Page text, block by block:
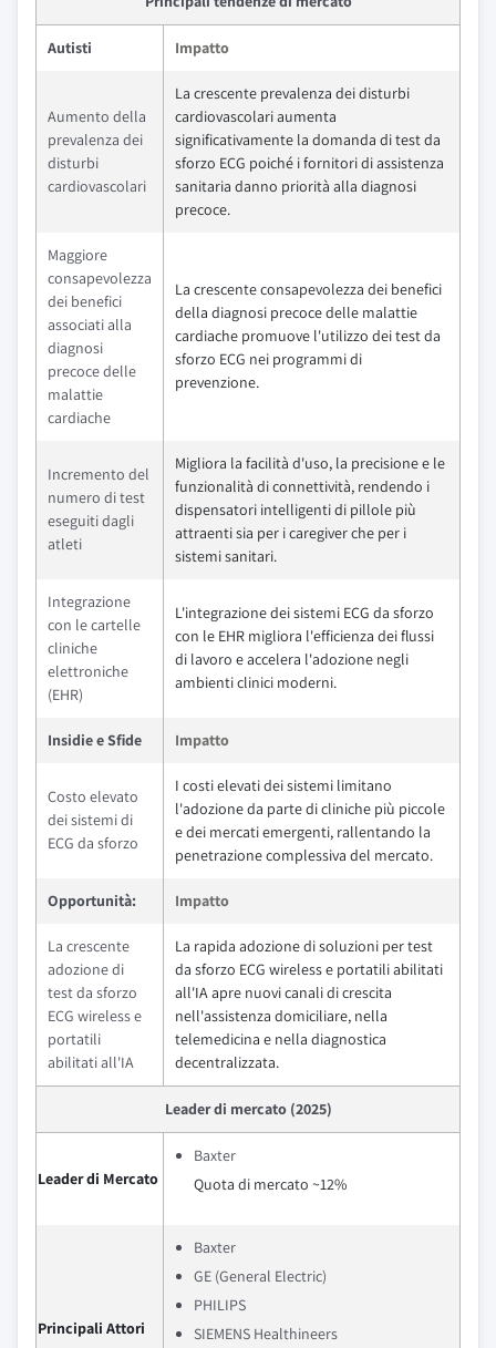
Autisti Impatto
Aumento della
prevalenza dei
disturbi
cardiovascolari
La crescente prevalenza dei disturbi
cardiovascolari aumenta
significativamente la domanda di test da
sforzo ECG poiché i fornitori di assistenza
sanitaria danno priorità alla diagnosi
precoce.
Maggiore
consapevolezza
dei benefici
associati alla
diagnosi
precoce delle
malattie
cardiache
La crescente consapevolezza dei benefici
della diagnosi precoce delle malattie
cardiache promuove l'utilizzo dei test da
sforzo ECG nei programmi di
prevenzione.
Incremento del
numero di test
eseguiti dagli
atleti
Migliora la facilità d'uso, la precisione e le
funzionalità di connettività, rendendo i
dispensatori intelligenti di pillole più
attraenti sia per i caregiver che per i
sistemi sanitari.
Integrazione
con le cartelle
cliniche
elettroniche
(EHR)
L'integrazione dei sistemi ECG da sforzo
con le EHR migliora l'efficienza dei flussi
di lavoro e accelera l'adozione negli
ambienti clinici moderni.
Insidie e Sfide Impatto
Costo elevato
dei sistemi di
ECG da sforzo
I costi elevati dei sistemi limitano
l'adozione da parte di cliniche più piccole
e dei mercati emergenti, rallentando la
penetrazione complessiva del mercato.
Opportunità: Impatto
La crescente
adozione di
test da sforzo
ECG wireless e
portatili
abilitati all'IA
La rapida adozione di soluzioni per test
da sforzo ECG wireless e portatili abilitati
all'IA apre nuovi canali di crescita
nell'assistenza domiciliare, nella
telemedicina e nella diagnostica
decentralizzata.
Leader di mercato (2025)
Leader di Mercato
Baxter
Quota di mercato ~12%
Principali Attori
Baxter
GE (General Electric)
PHILIPS
SIEMENS Healthineers